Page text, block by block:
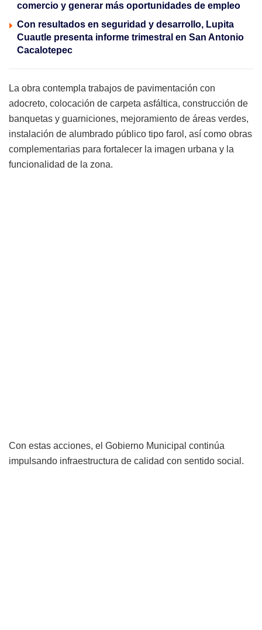
comercio y generar más oportunidades de empleo
Con resultados en seguridad y desarrollo, Lupita
Cuautle presenta informe trimestral en San Antonio
Cacalotepec
La obra contempla trabajos de pavimentación con
adocreto, colocación de carpeta asfáltica, construcción de
banquetas y guarniciones, mejoramiento de áreas verdes,
instalación de alumbrado público tipo farol, así como obras
complementarias para fortalecer la imagen urbana y la
funcionalidad de la zona.
Con estas acciones, el Gobierno Municipal continúa
impulsando infraestructura de calidad con sentido social.